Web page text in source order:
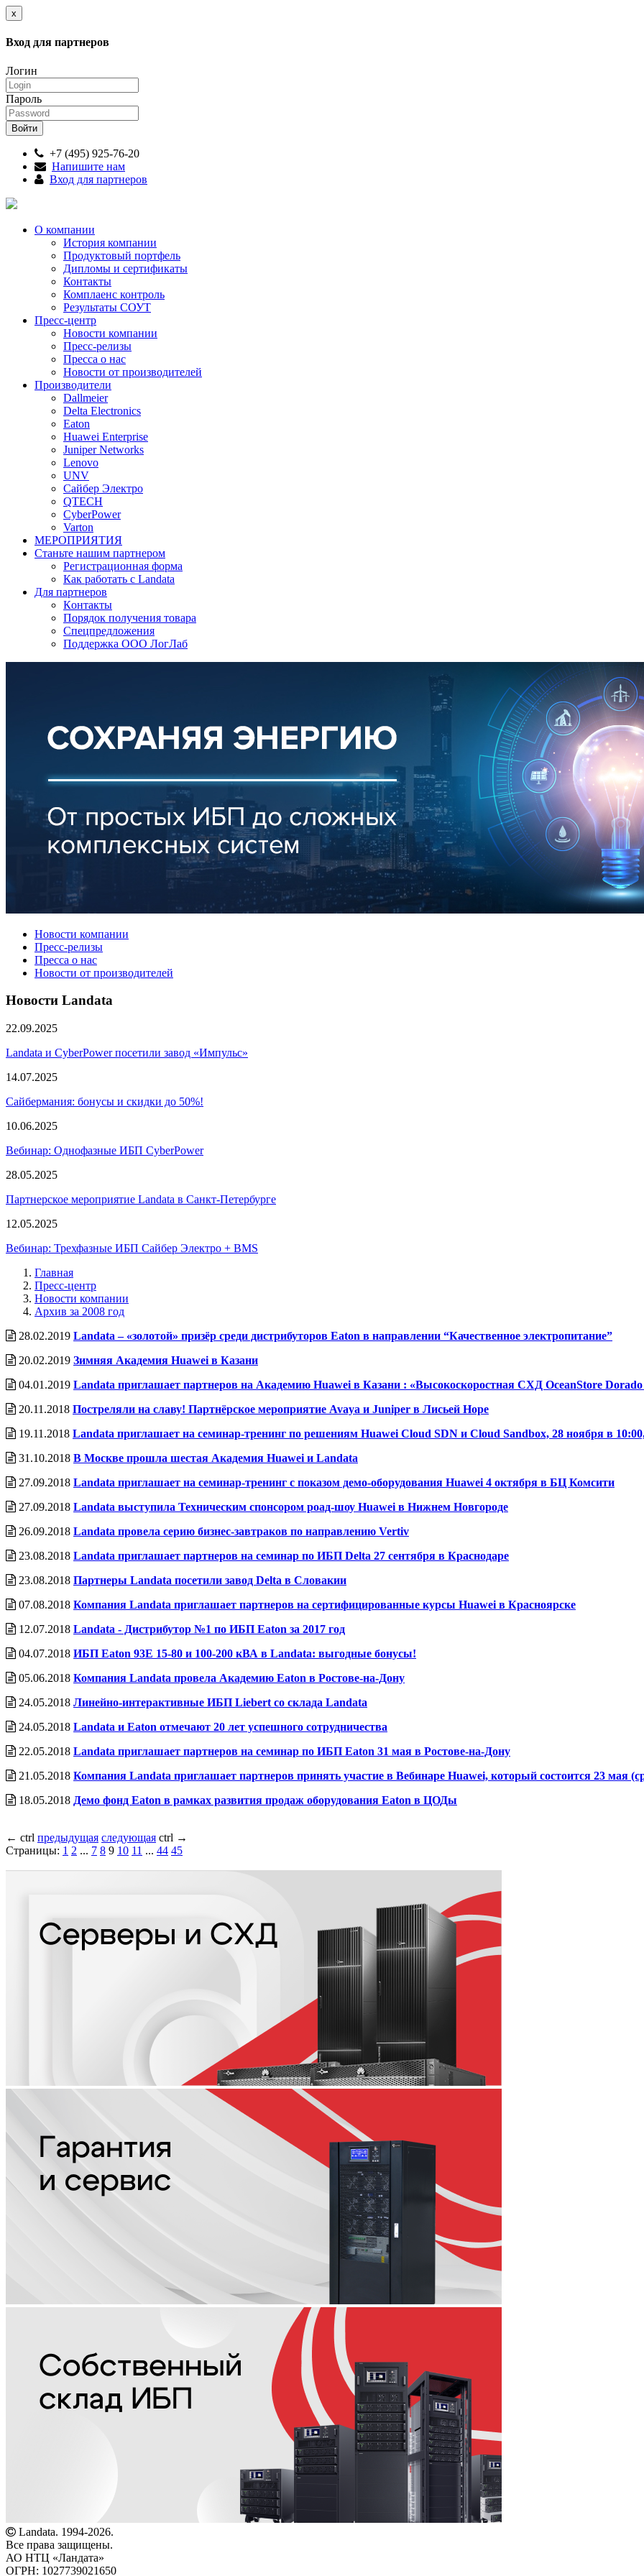
x
Вход для партнеров
Логин
Пароль
+7 (495) 925-76-20
Напишите нам
Вход для партнеров
О компании
История компании
Продуктовый портфель
Дипломы и сертификаты
Контакты
Комплаенс контроль
Результаты СОУТ
Пресс-центр
Новости компании
Пресс-релизы
Пресса о нас
Новости от производителей
Производители
Dallmeier
Delta Electronics
Eaton
Huawei Enterprise
Juniper Networks
Lenovo
UNV
Сайбер Электро
QTECH
CyberPower
Varton
МЕРОПРИЯТИЯ
Станьте нашим партнером
Регистрационная форма
Как работать с Landata
Для партнеров
Кoнтaкты
Порядок получения товара
Спецпредложения
Поддержка ООО ЛогЛаб
Новости компании
Пресс-релизы
Пресса о нас
Новости от производителей
Новости Landata
22.09.2025
Landata и CyberPower посетили завод «Импульс»
14.07.2025
Сайбермания: бонусы и скидки до 50%!
10.06.2025
Вебинар: Однофазные ИБП CyberPower
28.05.2025
Партнерское мероприятие Landata в Санкт-Петербурге
12.05.2025
Вебинар: Трехфазные ИБП Сайбер Электро + BMS
Главная
Пресс-центр
Новости компании
Архив за 2008 год
28.02.2019 Landata – «золотой» призёр среди дистрибуторов Eaton в направлении “Качественное электропитание”
20.02.2019 Зимняя Академия Huawei в Казани
04.01.2019 Landata приглашает партнеров на Академию Huawei в Казани : «Высокоскоростная СХД OceanStore Dorado
20.11.2018 Постреляли на славу! Партнёрское мероприятие Avaya и Juniper в Лисьей Норе
19.11.2018 Landata приглашает на семинар-тренинг по решениям Huawei Cloud SDN и Cloud Sandbox, 28 ноября в
31.10.2018 В Москве прошла шестая Академия Huawei и Landata
27.09.2018 Landata приглашает на семинар-тренинг с показом демо-оборудования Huawei 4 октября в БЦ Комсити
27.09.2018 Landata выступила Техническим спонсором роад-шоу Huawei в Нижнем Новгороде
26.09.2018 Landata провела серию бизнес-завтраков по направлению Vertiv
23.08.2018 Landata приглашает партнеров на семинар по ИБП Delta 27 сентября в Краснодаре
23.08.2018 Партнеры Landata посетили завод Delta в Словакии
07.08.2018 Компания Landata приглашает партнеров на сертифицированные курсы Huawei в Красноярске
12.07.2018 Landata - Дистрибутор №1 по ИБП Eaton за 2017 год
04.07.2018 ИБП Eaton 93E 15-80 и 100-200 кВА в Landata: выгодные бонусы!
05.06.2018 Компания Landata провела Академию Eaton в Ростове-на-Дону
24.05.2018 Линейно-интерактивные ИБП Liebert со склада Landata
24.05.2018 Landata и Eaton отмечают 20 лет успешного сотрудничества
22.05.2018 Landata приглашает партнеров на семинар по ИБП Eaton 31 мая в Ростове-на-Дону
21.05.2018 Компания Landata приглашает партнеров принять участие в Вебинаре Huawei, который состоится 23 мая
18.05.2018 Демо фонд Eaton в рамках развития продаж оборудования Eaton в ЦОДы
← ctrl предыдущая следующая ctrl →
Страницы: 1 2 ... 7 8 9 10 11 ... 44 45
Landata. 1994-2026.
Все права защищены.
АО НТЦ «Ландата»
ОГРН: 1027739021650